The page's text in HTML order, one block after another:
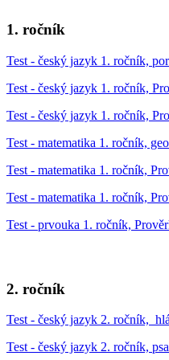
1. ročník
Test - český jazyk 1. ročník,
Test - český jazyk 1. ročník,
Test - český jazyk 1. ročník,
Test - matematika 1. ročník,
Test - matematika 1. ročník,
Test - matematika 1. ročník,
Test - prvouka 1. ročník,
2. ročník
Test - český jazyk 2. ročník,
Test - český jazyk 2. ročník,